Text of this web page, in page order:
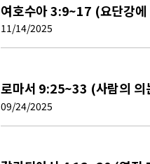
여호수아 3:9~17 (요단강
11/14/2025
로마서 9:25~33 (사람의 의
09/24/2025